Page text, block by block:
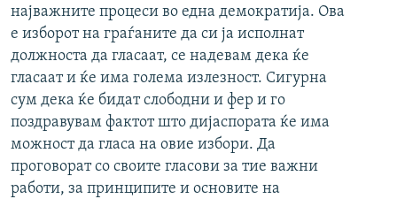
најважните процеси во една демократија. Ова
е изборот на граѓаните да си ја исполнат
должноста да гласаат, се надевам дека ќе
гласаат и ќе има голема излезност. Сигурна
сум дека ќе бидат слободни и фер и го
поздравувам фактот што дијаспората ќе има
можност да гласа на овие избори. Да
проговорат со своите гласови за тие важни
работи, за принципите и основите на